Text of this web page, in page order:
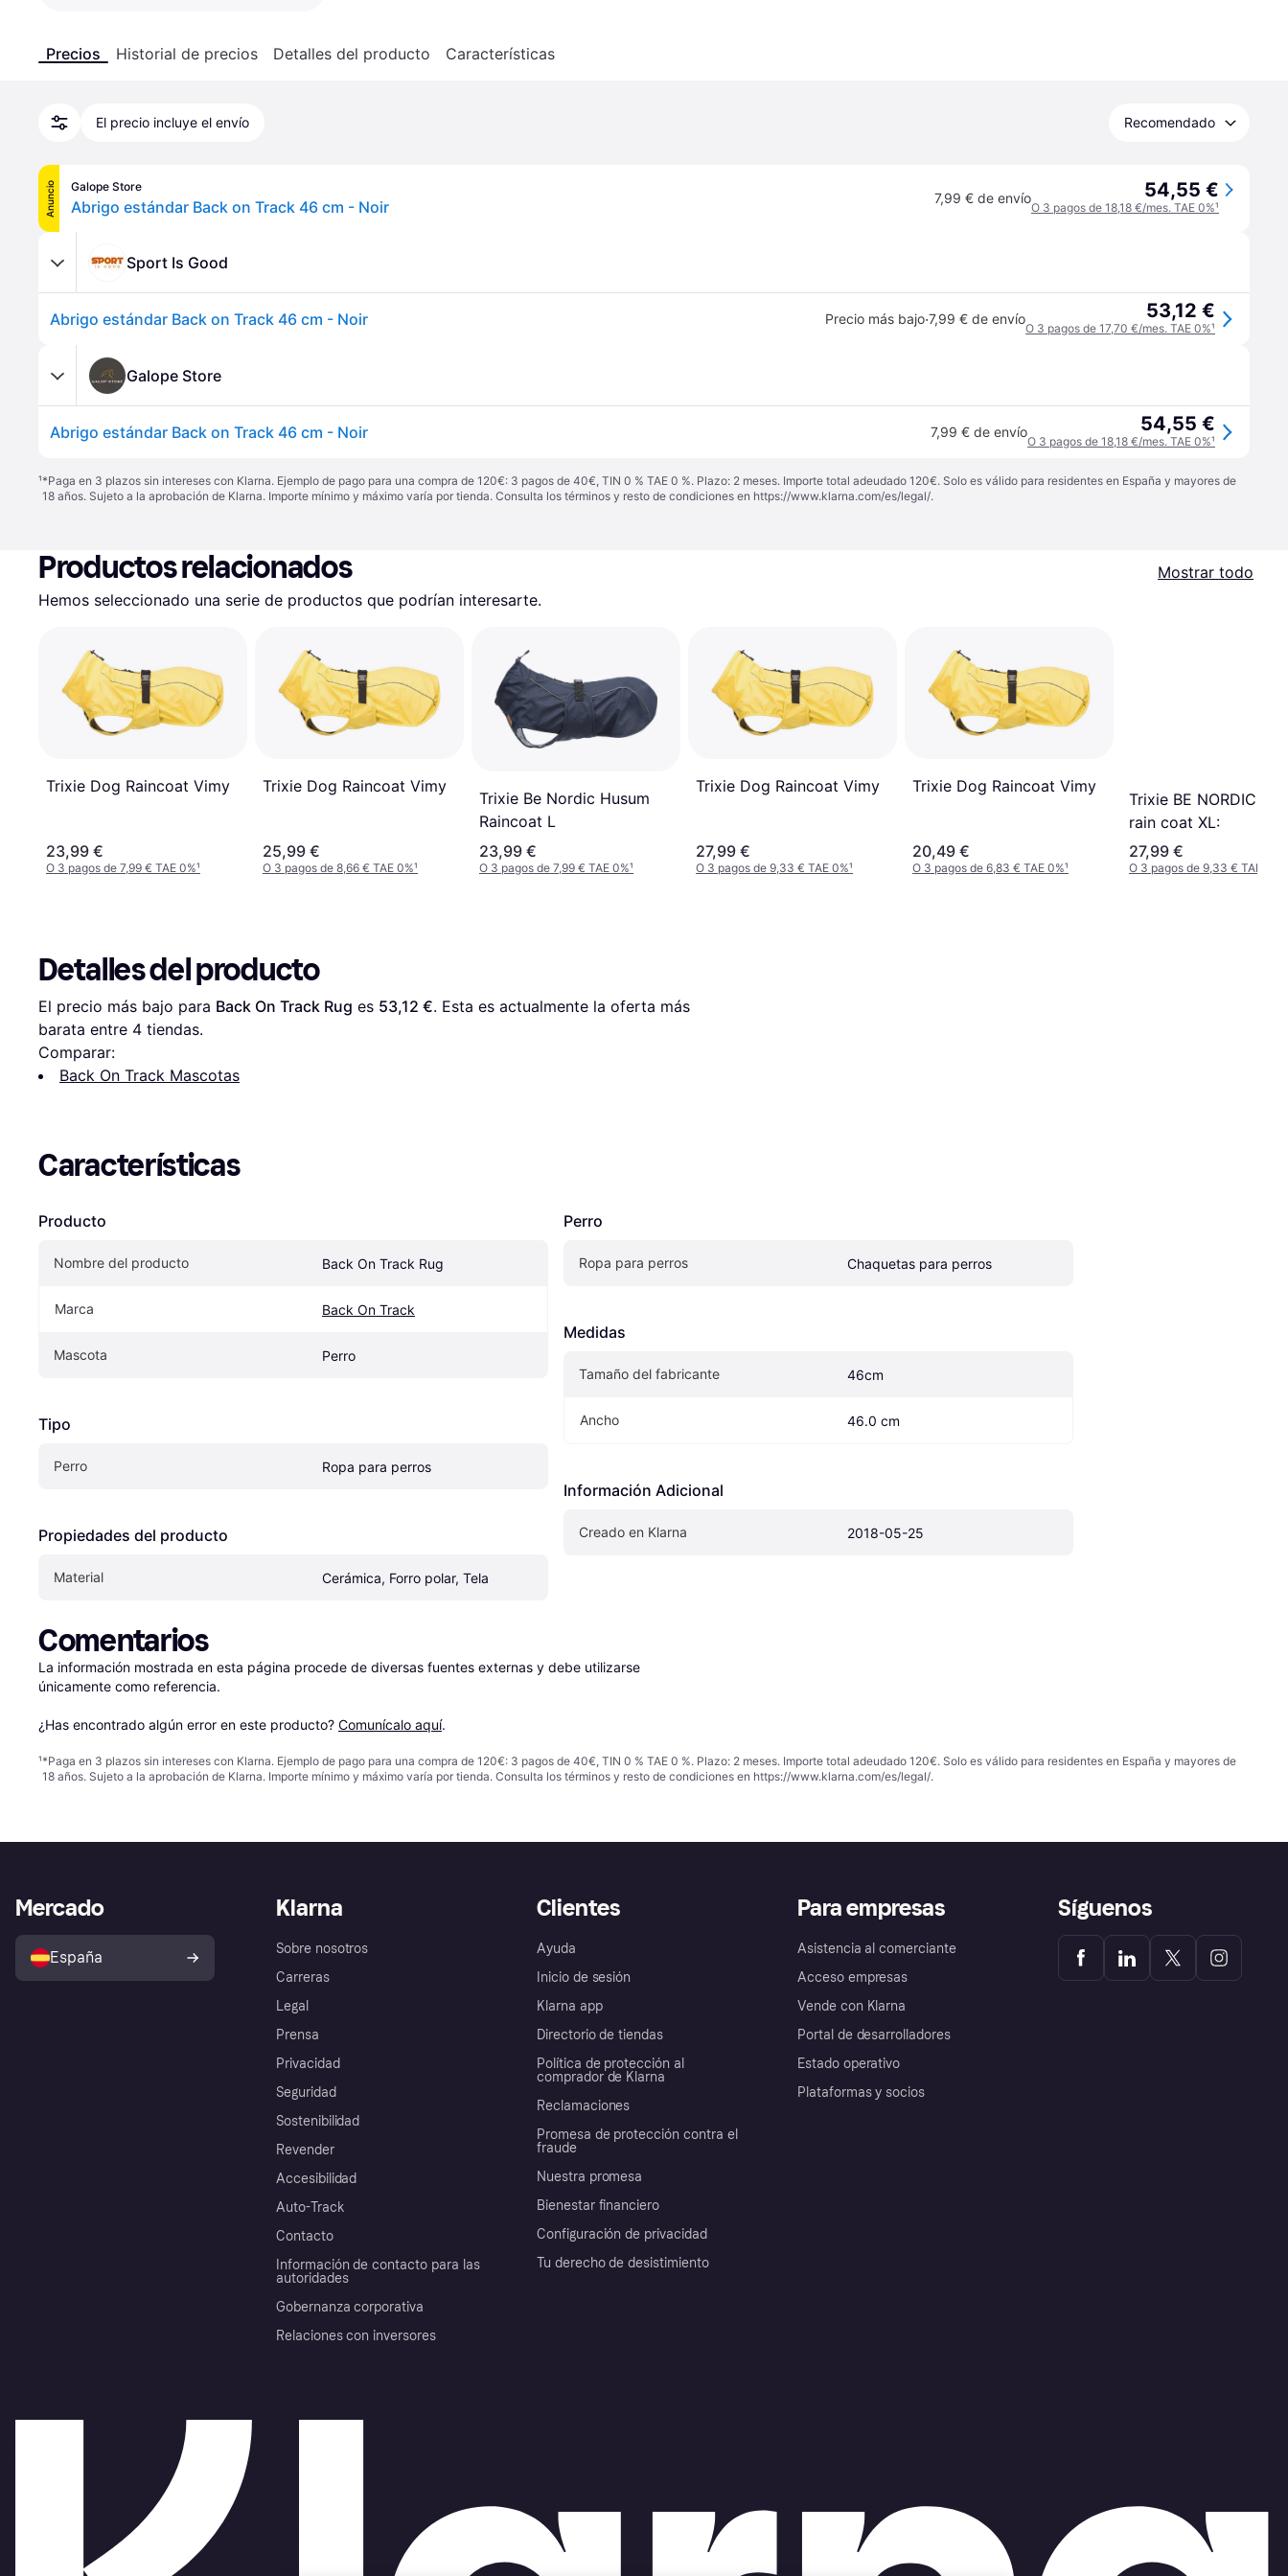
Precios Historial de precios Detalles del producto Características
El precio incluye el envío Recomendado
Anuncio Galope Store
Abrigo estándar Back on Track 46 cm - Noir 7,99 € de envío 54,55 €
O 3 pagos de 18,18 €/mes. TAE 0%¹
Sport Is Good
Abrigo estándar Back on Track 46 cm - Noir Precio más bajo·7,99 € de envío 53,12 €
O 3 pagos de 17,70 €/mes. TAE 0%¹
Galope Store
Abrigo estándar Back on Track 46 cm - Noir 7,99 € de envío 54,55 €
O 3 pagos de 18,18 €/mes. TAE 0%¹
¹*Paga en 3 plazos sin intereses con Klarna. Ejemplo de pago para una compra de 120€: 3 pagos de 40€, TIN 0 % TAE 0 %. Plazo: 2 meses. Importe total adeudado 120€. Solo es válido para residentes en España y mayores de
18 años. Sujeto a la aprobación de Klarna. Importe mínimo y máximo varía por tienda. Consulta los términos y resto de condiciones en https://www.klarna.com/es/legal/.
Productos relacionados
Mostrar todo
Hemos seleccionado una serie de productos que podrían interesarte.
Trixie Dog Raincoat Vimy
23,99 €
O 3 pagos de 7,99 € TAE 0%¹
Trixie Dog Raincoat Vimy
25,99 €
O 3 pagos de 8,66 € TAE 0%¹
Trixie Be Nordic Husum
Raincoat L
23,99 €
O 3 pagos de 7,99 € TAE 0%¹
Trixie Dog Raincoat Vimy
27,99 €
O 3 pagos de 9,33 € TAE 0%¹
Trixie Dog Raincoat Vimy
20,49 €
O 3 pagos de 6,83 € TAE 0%¹
Trixie BE NORDIC
rain coat XL:
27,99 €
O 3 pagos de 9,33 € TAE 0%
Detalles del producto
El precio más bajo para Back On Track Rug es 53,12 €. Esta es actualmente la oferta más
barata entre 4 tiendas.
Comparar:
Back On Track Mascotas
Características
Producto
Nombre del producto Back On Track Rug
Marca Back On Track
Mascota Perro
Tipo
Perro Ropa para perros
Propiedades del producto
Material Cerámica, Forro polar, Tela
Perro
Ropa para perros Chaquetas para perros
Medidas
Tamaño del fabricante 46cm
Ancho 46.0 cm
Información Adicional
Creado en Klarna 2018-05-25
Comentarios
La información mostrada en esta página procede de diversas fuentes externas y debe utilizarse
únicamente como referencia.
¿Has encontrado algún error en este producto? Comunícalo aquí.
¹*Paga en 3 plazos sin intereses con Klarna. Ejemplo de pago para una compra de 120€: 3 pagos de 40€, TIN 0 % TAE 0 %. Plazo: 2 meses. Importe total adeudado 120€. Solo es válido para residentes en España y mayores de
18 años. Sujeto a la aprobación de Klarna. Importe mínimo y máximo varía por tienda. Consulta los términos y resto de condiciones en https://www.klarna.com/es/legal/.
Klarna
Sobre nosotros
Carreras
Legal
Prensa
Privacidad
Seguridad
Sostenibilidad
Revender
Accesibilidad
Auto-Track
Contacto
Información de contacto para las
autoridades
Gobernanza corporativa
Relaciones con inversores
Clientes
Ayuda
Inicio de sesión
Klarna app
Directorio de tiendas
Política de protección al
comprador de Klarna
Reclamaciones
Promesa de protección contra el
fraude
Nuestra promesa
Bienestar financiero
Configuración de privacidad
Tu derecho de desistimiento
Para empresas
Asistencia al comerciante
Acceso empresas
Vende con Klarna
Portal de desarrolladores
Estado operativo
Plataformas y socios
Mercado
España
Síguenos